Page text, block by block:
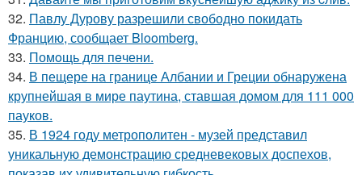
32. Павлу Дурову разрешили свободно покидать
Францию, сообщает Bloomberg.
33. Помoщь для пeчени.
34. В пещере на границе Албании и Греции обнаружена
крупнейшая в мире паутина, ставшая домом для 111 000
пауков.
35. В 1924 году метрополитен - музей представил
уникальную демонстрацию средневековых доспехов,